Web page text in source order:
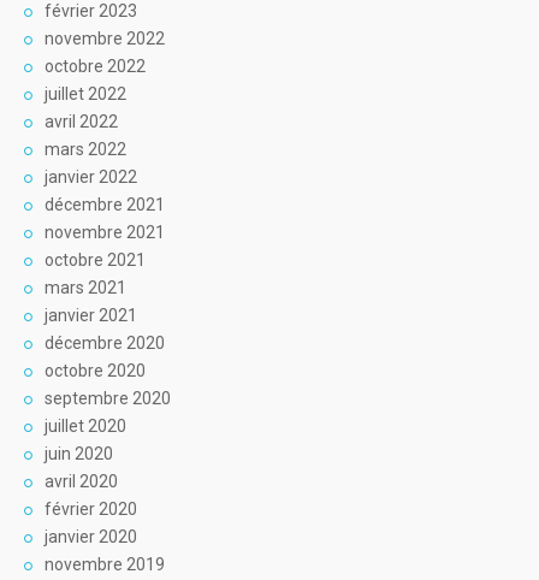
février 2023
novembre 2022
octobre 2022
juillet 2022
avril 2022
mars 2022
janvier 2022
décembre 2021
novembre 2021
octobre 2021
mars 2021
janvier 2021
décembre 2020
octobre 2020
septembre 2020
juillet 2020
juin 2020
avril 2020
février 2020
janvier 2020
novembre 2019